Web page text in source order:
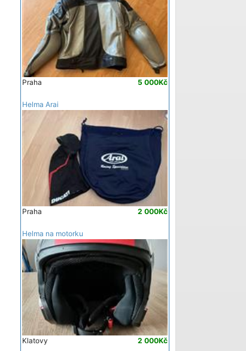
Freeride 250 F
SUZUKI
DR-Z 250
Grasstracker
Grasstracker BigBoy
YAMAHA
WR 250 F
WR 250 R
XT250X
YZ250FX
YZ250X
5 000Kč
Praha
Helma Arai
2 000Kč
Praha
Helma na motorku
2 000Kč
Klatovy